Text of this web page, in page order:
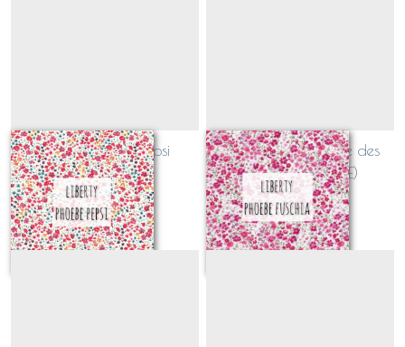
Liberty Phoebe pepsi
(CLASSIQUE)
Sur demande
Liberty Phoebe fraise des
bois (CLASSIQUE)
Sur demande